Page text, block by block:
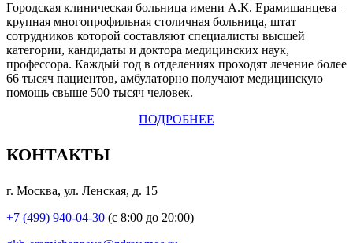
Городская клиническая больница имени А.К. Ерамишанцева –
крупная многопрофильная столичная больница, штат
сотрудников которой составляют специалисты высшей
категории, кандидаты и доктора медицинских наук,
профессора. Каждый год в отделениях проходят лечение более
66 тысяч пациентов, амбулаторно получают медицинскую
помощь свыше 500 тысяч человек.
ПОДРОБНЕЕ
КОНТАКТЫ
г. Москва, ул. Ленская, д. 15
+7 (499) 940-04-30 (с 8:00 до 20:00)